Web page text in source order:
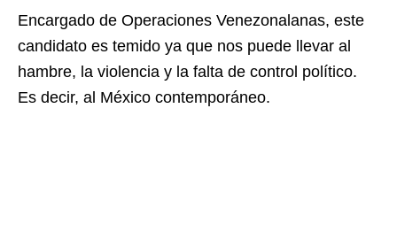
Encargado de Operaciones Venezonalanas, este
candidato es temido ya que nos puede llevar al
hambre, la violencia y la falta de control político.
Es decir, al México contemporáneo.